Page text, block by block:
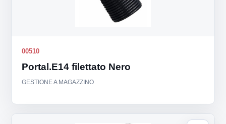
00510
Portal.E14 filettato Nero
GESTIONE A MAGAZZINO